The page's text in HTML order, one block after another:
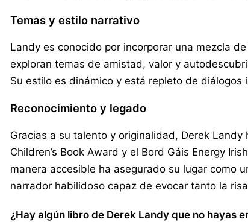
Temas y estilo narrativo
Landy es conocido por incorporar una mezcla
exploran temas de amistad, valor y
Su estilo es dinámico y está repleto de
Reconocimiento y legado
Gracias a su talento y originalidad, Derek
Children’s Book Award y el Bord Gáis Energy
manera accesible ha asegurado su lugar como
narrador habilidoso capaz de evocar tanto la
¿Hay algún libro de Derek Landy que no hayas